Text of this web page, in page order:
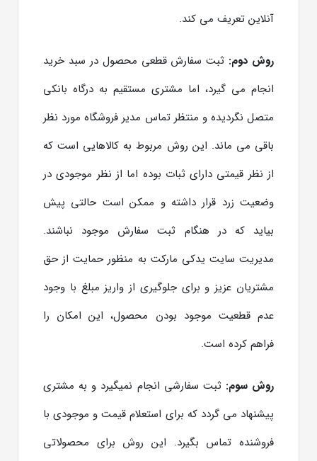
آنلاین تعریف می کند.
روش دوم: ثبت سفارش قطعی محصول در سبد خرید
انجام می گیرد، اما مشتری مستقیم به درگاه بانکی
متصل نگردیده و منتظر تماس مدیر فروشگاه مورد نظر
باقی می ماند. این روش مربوط به کالاهایی است که
از نظر قیمتی دارای ثبات بوده اما از نظر موجودی در
وضعیت زرد قرار داشته و ممکن است حالتی پیش
بیاید که در هنگام ثبت سفارش موجود نباشند.
مدیریت سایت یدکی مارکت به منظور حمایت از حق
مشتریان عزیز و برای جلوگیری از واریز مبلغ با وجود
عدم قطعیت موجود بودن محصول، این امکان را
فراهم کرده است.
روش سوم: ثبت سفارشی انجام نمیگیرد و به مشتری
پیشنهاد می گردد که برای استعلام قیمت و موجودی با
فروشنده تماس بگیرد. این روش برای محصولاتی